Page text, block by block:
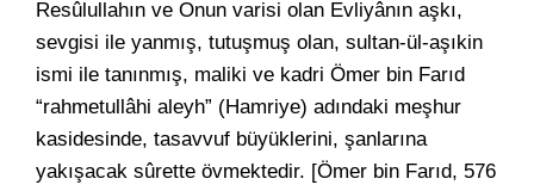
Resûlullahın ve Onun varisi olan Evliyânın aşkı,
sevgisi ile yanmış, tutuşmuş olan, sultan-ül-aşıkin
ismi ile tanınmış, maliki ve kadri Ömer bin Farıd
“rahmetullâhi aleyh” (Hamriye) adındaki meşhur
kasidesinde, tasavvuf büyüklerini, şanlarına
yakışacak sûrette övmektedir. [Ömer bin Farıd, 576